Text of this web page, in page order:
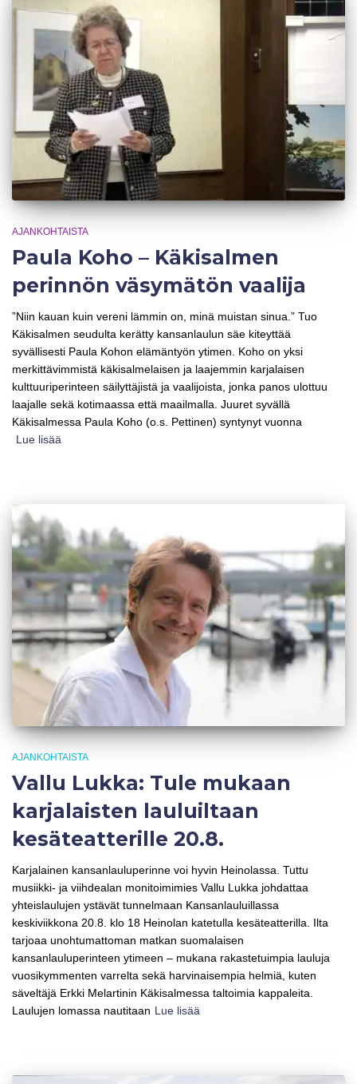
AJANKOHTAISTA
Paula Koho – Käkisalmen
perinnön väsymätön vaalija
”Niin kauan kuin vereni lämmin on, minä muistan sinua.” Tuo
Käkisalmen seudulta kerätty kansanlaulun säe kiteyttää
syvällisesti Paula Kohon elämäntyön ytimen. Koho on yksi
merkittävimmistä käkisalmelaisen ja laajemmin karjalaisen
kulttuuriperinteen säilyttäjistä ja vaalijoista, jonka panos ulottuu
laajalle sekä kotimaassa että maailmalla. Juuret syvällä
Käkisalmessa Paula Koho (o.s. Pettinen) syntynyt vuonna
Lue lisää
AJANKOHTAISTA
Vallu Lukka: Tule mukaan
karjalaisten lauluiltaan
kesäteatterille 20.8.
Karjalainen kansanlauluperinne voi hyvin Heinolassa. Tuttu
musiikki- ja viihdealan monitoimimies Vallu Lukka johdattaa
yhteislaulujen ystävät tunnelmaan Kansanlauluillassa
keskiviikkona 20.8. klo 18 Heinolan katetulla kesäteatterilla. Ilta
tarjoaa unohtumattoman matkan suomalaisen
kansanlauluperinteen ytimeen – mukana rakastetuimpia lauluja
vuosikymmenten varrelta sekä harvinaisempia helmiä, kuten
säveltäjä Erkki Melartinin Käkisalmessa taltoimia kappaleita.
Laulujen lomassa nautitaan Lue lisää